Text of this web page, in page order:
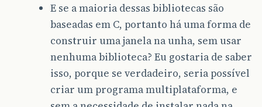
E se a maioria dessas bibliotecas são
baseadas em C, portanto há uma forma de
construir uma janela na unha, sem usar
nenhuma biblioteca? Eu gostaria de saber
isso, porque se verdadeiro, seria possível
criar um programa multiplataforma, e